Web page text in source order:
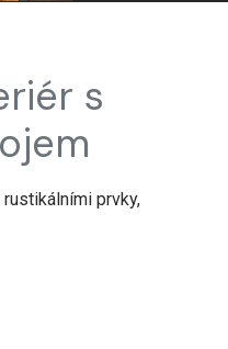
s
prvky,